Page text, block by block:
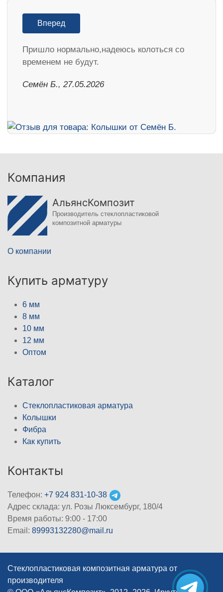
Вперед
Пришло нормально,надеюсь колоться со
временем не будут.
Семён Б., 27.05.2026
Компания
АльянсКомпозит
Производитель стеклопластиковой
композитной арматуры
О компании
Купить арматуру
6 мм
8 мм
10 мм
12 мм
Оптом
Каталог
Стеклопластиковая арматура
Колышки
Фибра
Как купить
Контакты
Телефон: +7 924 831-10-38
Адрес склада: ул. Розы Люксембург, 180/4
Время работы: 9:00 - 17:00
Email: 89993132280@mail.ru
Стеклопластиковая композитная арматура от
производителя